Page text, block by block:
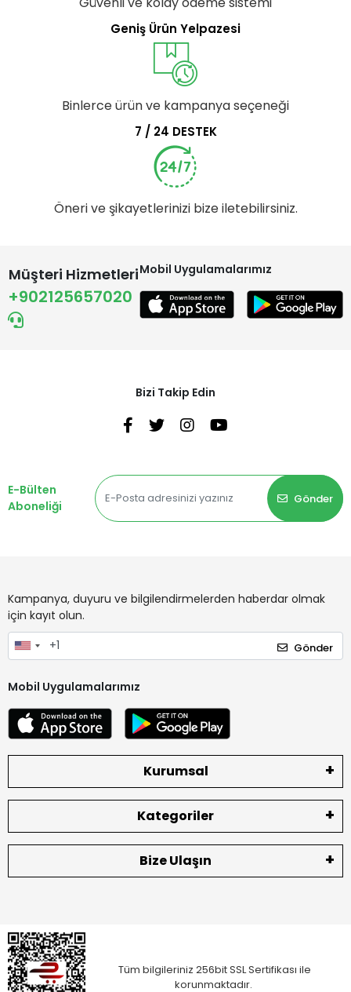
Geniş Ürün Yelpazesi
Binlerce ürün ve kampanya seçeneği
7 / 24 DESTEK
Öneri ve şikayetlerinizi bize iletebilirsiniz.
Müşteri Hizmetleri
+902125657020
Mobil Uygulamalarımız
Bizi Takip Edin
E-Bülten
Aboneliği
Gönder
Kampanya, duyuru ve bilgilendirmelerden haberdar olmak
için kayıt olun.
Gönder
Mobil Uygulamalarımız
Kurumsal
Kategoriler
Bize Ulaşın
Tüm bilgileriniz 256bit SSL Sertifikası ile
korunmaktadır.